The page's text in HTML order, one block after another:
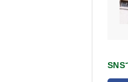
SNS